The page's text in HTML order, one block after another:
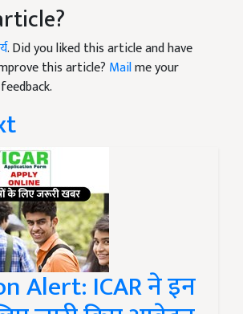
. Did you liked this article and have
this article? Mailme your
Alert: ICAR ने इन